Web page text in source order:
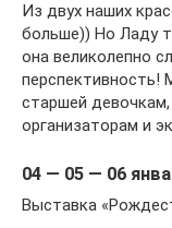
Из двух наших
больше)) Но Ладу
она великолепно
перспективность!
старшей
организаторам и
04 — 05 — 06
Выставка